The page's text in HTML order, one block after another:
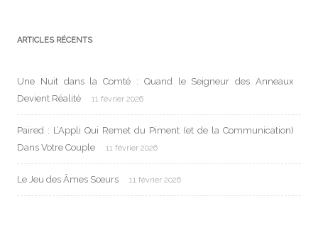
ARTICLES RÉCENTS
Une Nuit dans la Comté : Quand le Seigneur des Anneaux
Devient Réalité
11 février 2026
Paired : L’Appli Qui Remet du Piment (et de la Communication)
Dans Votre Couple
11 février 2026
Le Jeu des Âmes Sœurs 11 février 2026